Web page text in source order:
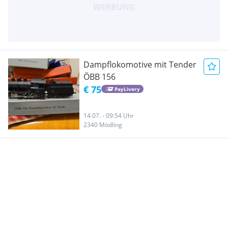
Dampflokomotive mit Tender
ÖBB 156
€ 75 PayLivery
14.07. - 09:54 Uhr
2340 Mödling